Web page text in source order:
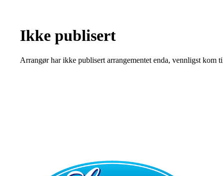
Ikke publisert
Arrangør har ikke publisert arrangementet enda, vennligst kom